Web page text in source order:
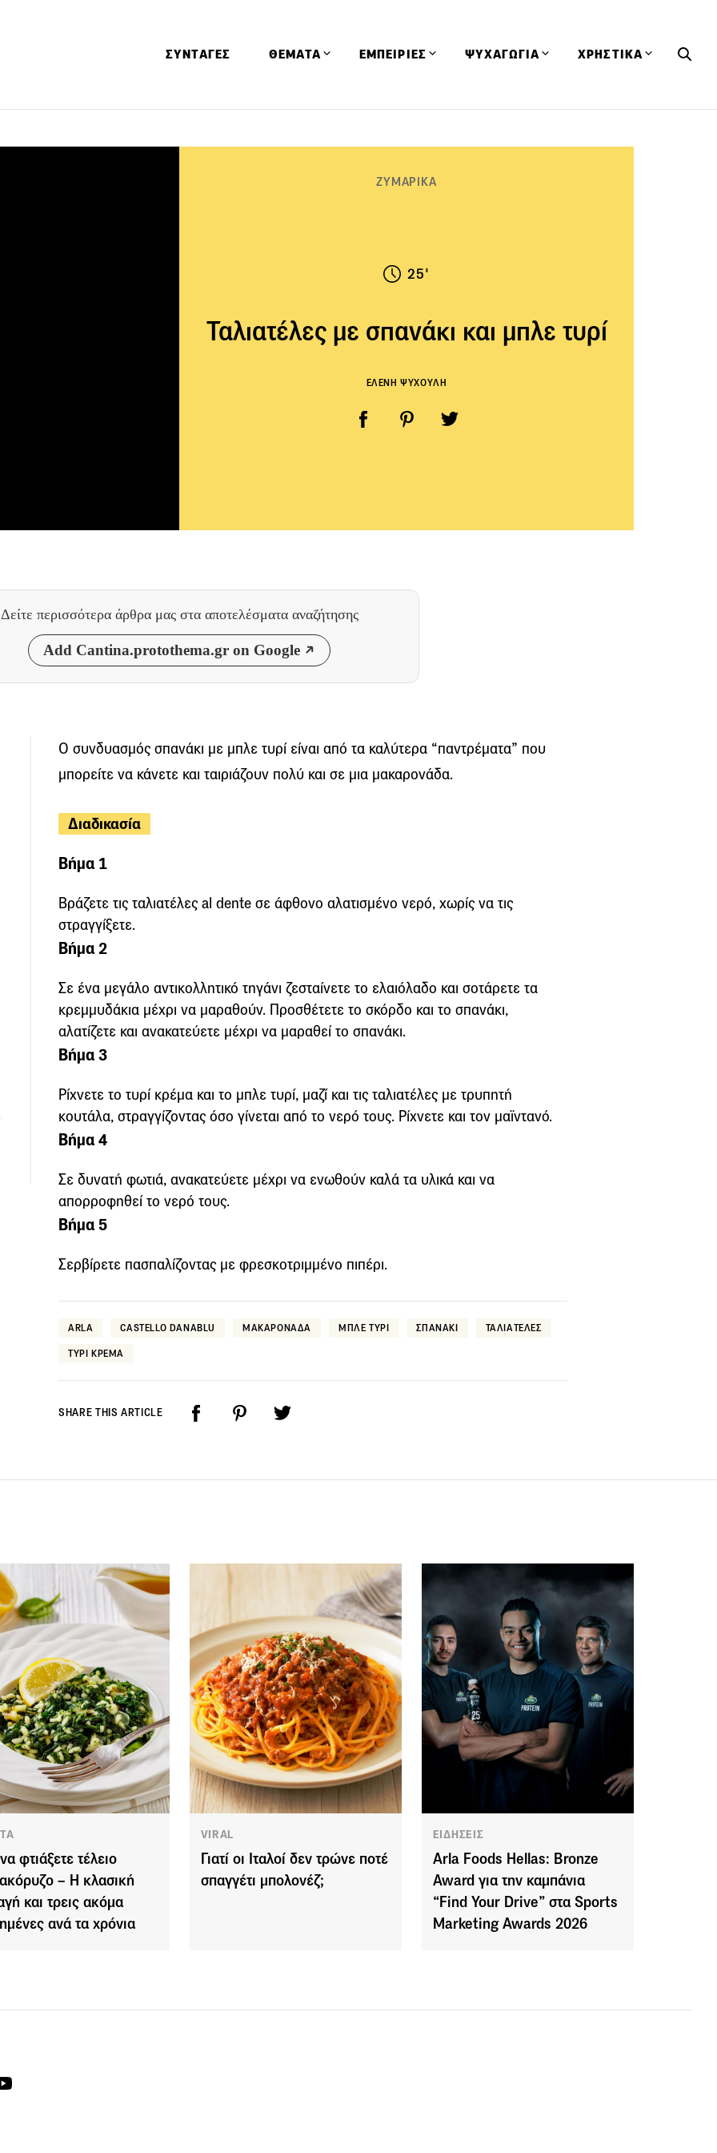
ΣΥΝΤΑΓΕΣ ΘΕΜΑΤΑ ΕΜΠΕΙΡΙΕΣ
Μαγαζιά
Ταξίδια
ΨΥΧΑΓΩΓΙΑ ΧΡΗΣΤΙΚΑ
ΖΥΜΑΡΙΚΑ
25'
Ταλιατέλες με σπανάκι και μπλε τυρί
ΕΛΕΝΗ ΨΥΧΟΥΛΗ
Δείτε περισσότερα άρθρα μας στα αποτελέσματα αναζήτησης
Add Cantina.protothema.gr on Google
Ο συνδυασμός σπανάκι με μπλε τυρί είναι από τα καλύτερα “παντρέματα” που
μπορείτε να κάνετε και ταιριάζουν πολύ και σε μια μακαρονάδα.
Διαδικασία
Βήμα 1
Βράζετε τις ταλιατέλες al dente σε άφθονο αλατισμένο νερό, χωρίς να τις
στραγγίξετε.
Βήμα 2
Σε ένα μεγάλο αντικολλητικό τηγάνι ζεσταίνετε το ελαιόλαδο και σοτάρετε τα
κρεμμυδάκια μέχρι να μαραθούν. Προσθέτετε το σκόρδο και το σπανάκι,
αλατίζετε και ανακατεύετε μέχρι να μαραθεί το σπανάκι.
Βήμα 3
Ρίχνετε το τυρί κρέμα και το μπλε τυρί, μαζί και τις ταλιατέλες με τρυπητή
κουτάλα, στραγγίζοντας όσο γίνεται από το νερό τους. Ρίχνετε και τον μαϊντανό.
Βήμα 4
Σε δυνατή φωτιά, ανακατεύετε μέχρι να ενωθούν καλά τα υλικά και να
απορροφηθεί το νερό τους.
Βήμα 5
Σερβίρετε πασπαλίζοντας με φρεσκοτριμμένο πιπέρι.
ARLA CASTELLO DANABLU ΜΑΚΑΡΟΝΑΔΑ ΜΠΛΕ ΤΥΡΙ ΣΠΑΝΑΚΙ ΤΑΛΙΑΤΕΛΕΣ
ΤΥΡΙ ΚΡΕΜΑ
SHARE THIS ARTICLE
φτιάξετε τέλειο
– Η κλασική
και τρεις ακόμα
ανά τα χρόνια
VIRAL
Γιατί οι Ιταλοί δεν τρώνε ποτέ
σπαγγέτι μπολονέζ;
ΕΙΔΗΣΕΙΣ
Arla Foods Hellas: Bronze
Award για την καμπάνια
“Find Your Drive” στα Sports
Marketing Awards 2026